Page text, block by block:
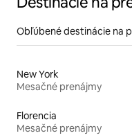
Obľúbené destinácie na
New York
Mesačné prenájmy
Florencia
Mesačné prenájmy